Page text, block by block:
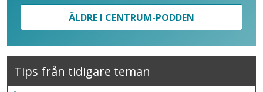
ÄLDRE I CENTRUM-PODDEN
Tips från tidigare teman